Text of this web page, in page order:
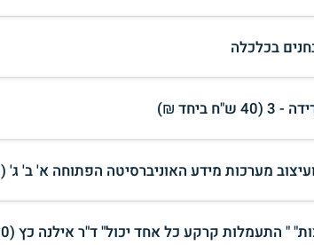
בכלכלה
ביחד ₪)
מערכות מידע האוניברסיטה הפתוחה א' ב' ג' (70 ₪)
התעמלות קרקע כל אחד יכול" ד"ר אילנה כץ (150 ש"ח ₪)